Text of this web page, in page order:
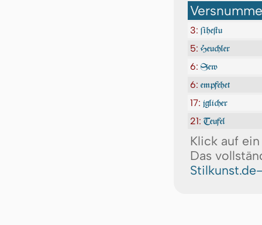
3: ſiheſtu
5: Heuchler
6: Sew
6: empfehet
17: jglicher
21: Teufel
Klick auf
Das